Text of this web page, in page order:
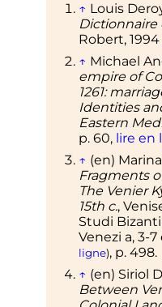
↑ Louis
Dictionnaire
Robert, 1994
↑ Michael
empire of
1261:
Identities
Eastern
p. 60, lire en
↑ (en) Marina
Fragments
The Venier
15th c.,
Studi
Venezi a, 3-7
ligne), p. 498.
↑ (en) Siriol
Between